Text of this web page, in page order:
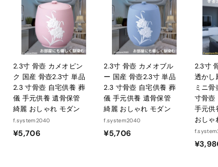
0
2.3寸 骨壺 カメオピン
ク 国産 骨壺2.3寸 単品
2.3 寸骨壺 自宅供養 葬
儀 手元供養 遺骨保管
綺麗 おしゃれ モダン
f.system2040
¥5,706¥
2.3寸 骨壺 カメオブル
ー 国産 骨壺2.3寸 単品
2.3 寸骨壺 自宅供養 葬
儀 手元供養 遺骨保管
綺麗 おしゃれ モダン
f.system2040
¥5,706¥
2.3寸
透かし
ミニ
寸骨壺
手元供
おしゃ